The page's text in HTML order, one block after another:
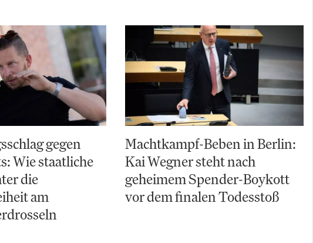
gegen
Wie staatliche
die
am
Machtkampf-Beben in Berlin:
Kai Wegner steht nach
geheimem Spender-Boykott
vor dem finalen Todesstoß